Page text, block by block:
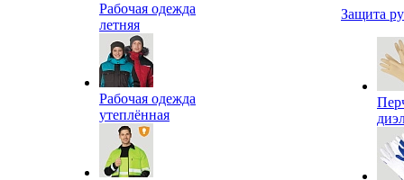
Рабочая одежда
летняя
Рабочая одежда
утеплённая
Защита